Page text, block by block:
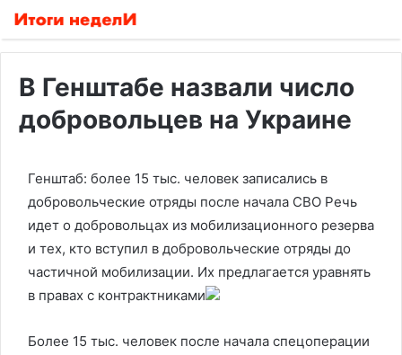
В Генштабе назвали число
добровольцев на Украине
Генштаб: более 15 тыс. человек записались в
добровольческие отряды после начала СВО Речь
идет о добровольцах из мобилизационного резерва
и тех, кто вступил в добровольческие отряды до
частичной мобилизации. Их предлагается уравнять
в правах с контрактниками
Более 15 тыс. человек после начала спецоперации